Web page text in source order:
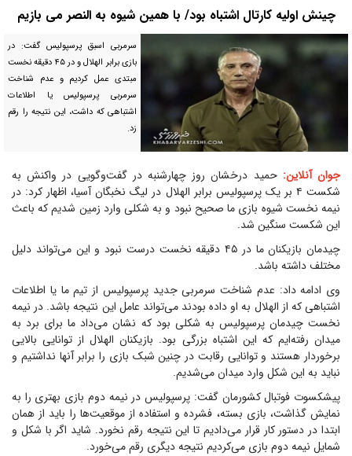
چینش اولیه کارتال اشتباه بود/ با همین شیوه به النصر می بازیم
سرمربی اسبق پرسپولیس گفت: در
بازی برابر الهلال و در ۴۵ دقیقه نخست
مبتدی عمل کردیم و عدم شناخت
سرمربی پرسپولیس یا اطلاعات
اشتباهی که داشت، این نتیجه را رقم
زد.
جوان آنلاین: حمید درخشان روز چهارشنبه در گفت‌وگویی در واکنش به
شکست ۴ بر یک پرسپولیس برابر الهلال در لیگ نخبگان آسیا، اظهار کرد: در
نیمه نخست شیوه بازی ما صحیح نبود و به شکلی وارد زمین شدیم که باعث
این شکست سنگین شد.
چیدمان بازیکنان ما در ۴۵ دقیقه نخست درست نبود و این می‌تواند دلیل
مختلف داشته باشد.
وی ادامه داد: عدم شناخت سرمربی جدید پرسپولیس از تیم ما یا اطلاعات
اشتباهی که از الهلال به او داده بودند می‌تواند عامل این نتیجه باشد. در نیمه
نخست چیدمان پرسپولیس به شکلی بود که نشان می‌داد ما برای برد به
میدان رفته‌ایم که این اشتباه بزرگی بود. بازیکنان الهلال از توانایی بالایی
برخوردار هستند و توانایی رقابت در چنین شبک بازی را برابر آنها نداشتیم و
نباید به این شکل وارد میدان می‌شدیم.
پیشکسوت فوتبال کشورمان گفت: پرسپولیس در نیمه دوم بازی بهتری را به
نمایش گذاشت، بازی بسته، فشرده و استفاده از موقعیت‌ها را باید از همان
ابتدا در دستور کار قرار می‌دادیم تا این نتیجه رقم نخورد. شاید اگر با شکل و
شمایل نیمه دوم بازی می‌کردیم نتیجه دیگری رقم می‌خورد.